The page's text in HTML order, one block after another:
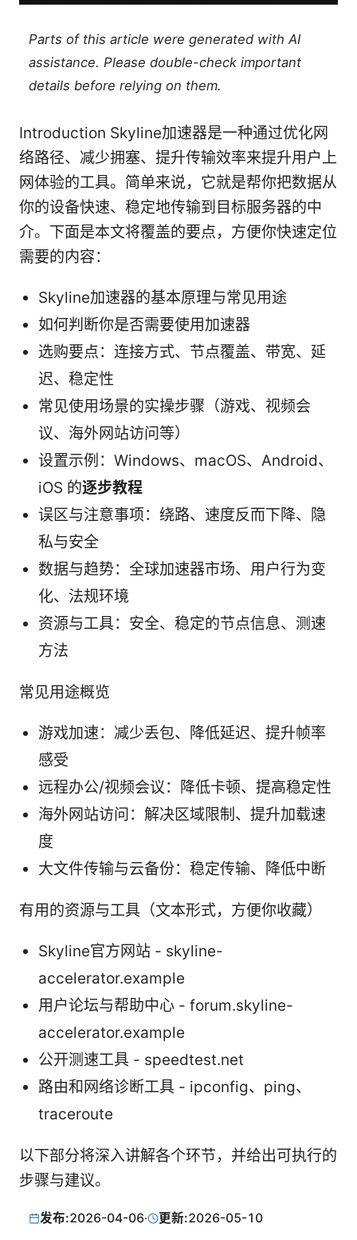
Parts of this article were generated with AI
assistance. Please double-check important
details before relying on them.
Introduction Skyline加速器是一种通过优化网
络路径、减少拥塞、提升传输效率来提升用户上
网体验的工具。简单来说，它就是帮你把数据从
你的设备快速、稳定地传输到目标服务器的中
介。下面是本文将覆盖的要点，方便你快速定位
需要的内容：
Skyline加速器的基本原理与常见用途
如何判断你是否需要使用加速器
选购要点：连接方式、节点覆盖、带宽、延
迟、稳定性
常见使用场景的实操步骤（游戏、视频会
议、海外网站访问等）
设置示例：Windows、macOS、Android、
iOS 的逐步教程
误区与注意事项：绕路、速度反而下降、隐
私与安全
数据与趋势：全球加速器市场、用户行为变
化、法规环境
资源与工具：安全、稳定的节点信息、测速
方法
常见用途概览
游戏加速：减少丢包、降低延迟、提升帧率
感受
远程办公/视频会议：降低卡顿、提高稳定性
海外网站访问：解决区域限制、提升加载速
度
大文件传输与云备份：稳定传输、降低中断
有用的资源与工具（文本形式，方便你收藏）
Skyline官方网站 - skyline-
accelerator.example
用户论坛与帮助中心 - forum.skyline-
accelerator.example
公开测速工具 - speedtest.net
路由和网络诊断工具 - ipconfig、ping、
traceroute
以下部分将深入讲解各个环节，并给出可执行的
步骤与建议。
发布:2026-04-06· 更新:2026-05-10